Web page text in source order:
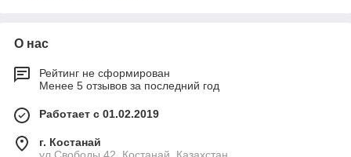
О нас
Рейтинг не сформирован
Менее 5 отзывов за последний год
Работает с 01.02.2019
г. Костанай
ул.Свободы 42, Костанай, Казахстан